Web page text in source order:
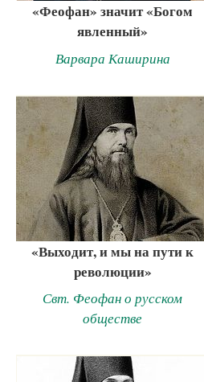
«Феофан» значит «Богом
явленный»
Варвара Каширина
«Выходит, и мы на пути к
революции»
Свт. Феофан о русском
обществе